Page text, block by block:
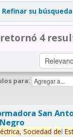
Refinar su búsqueda
4
para:
San
Sociedad del